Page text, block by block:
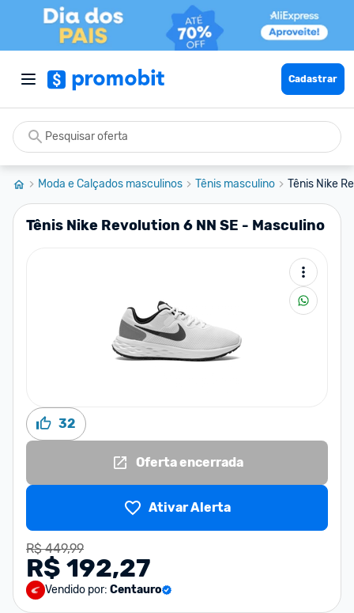
Cadastrar
Moda e Calçados masculinos Tênis masculino Tênis Nike
Tênis Nike Revolution 6 NN SE - Masculino
32
Oferta encerrada
Ativar Alerta
R$ 449,99
R$ 192,27
Vendido por: Centauro